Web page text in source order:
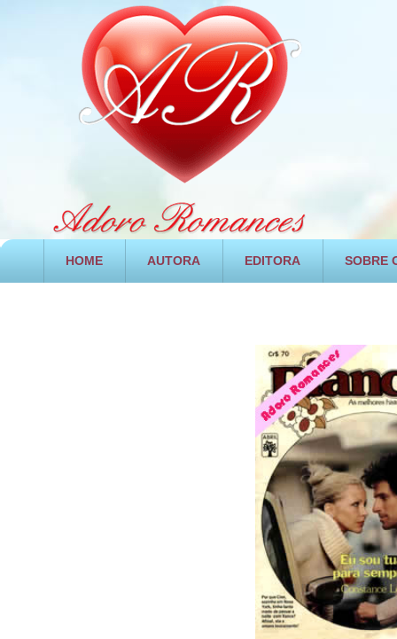
HOME AUTORA EDITORA SOBRE